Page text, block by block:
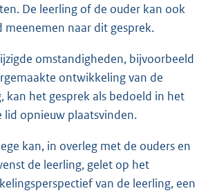
De leerling of de ouder kan ook
meenemen naar dit gesprek.
omstandigheden, bijvoorbeeld
ontwikkeling van de
kan het gesprek als bedoeld in het
lid opnieuw plaatsvinden.
kan, in overleg met de ouders en
de leerling, gelet op het
van de leerling, een